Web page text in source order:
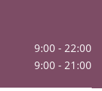
9:00 - 22:00
9:00 - 21:00